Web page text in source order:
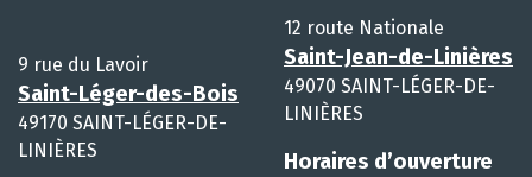
9 rue du Lavoir
Saint-Léger-des-Bois
49170 SAINT-LÉGER-DE-
LINIÈRES
12 route Nationale
Saint-Jean-de-Linières
49070 SAINT-LÉGER-DE-
LINIÈRES
Horaires d’ouverture